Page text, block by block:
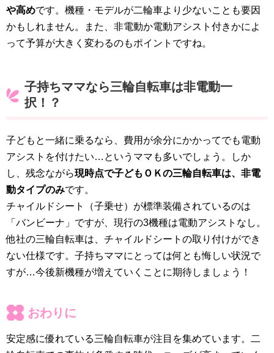
や高めです。機種・モデルが二輪車より少ないことも要因
かもしれません。また、非電動か電動アシスト付きかによ
って予算が大きく変わるのもポイントですね。
子持ちママなら三輪自転車は非電動一
択！？
子どもと一緒に乗るなら、費用が余分にかかってでも電動
アシストを付けたい…というママも多いでしょう。しか
し、残念ながら現時点で子どもＯＫの三輪自転車は、非電
動タイプのみです。
チャイルドシート（子乗せ）が標準装備されているのは
「バンビーナ」ですが、現行の3機種は電動アシストなし。
他社の三輪自転車は、チャイルドシートの取り付けができ
ない仕様です。子持ちママにとっては何とも悔しい状況で
すが…今後新機種が増えていくことに期待しましょう！
おわりに
安定感に優れている三輪自転車が注目を集めています。二